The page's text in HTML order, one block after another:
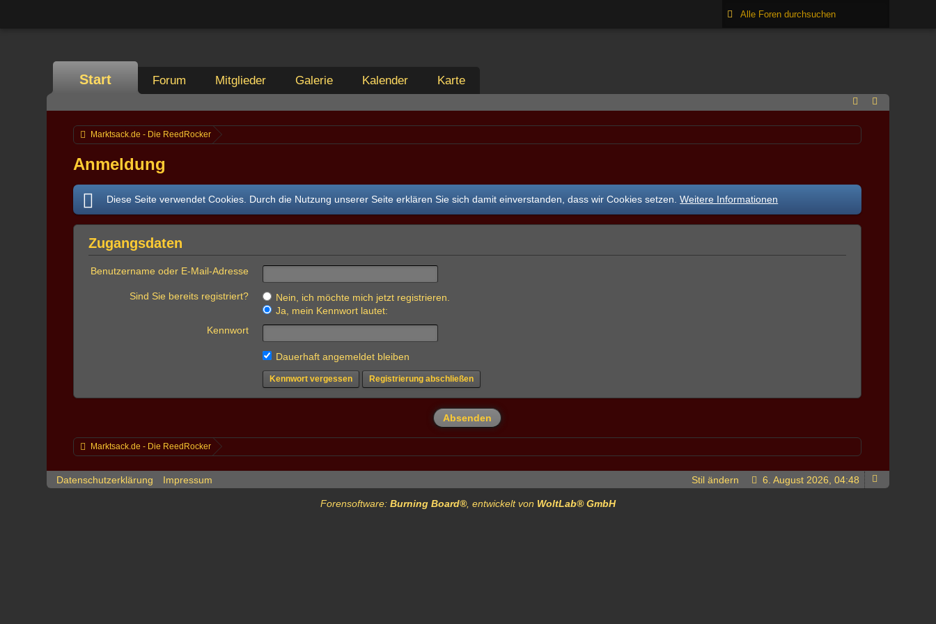
Start Forum Mitglieder Galerie Kalender Karte
Marktsack.de - Die ReedRocker
Anmeldung
Diese Seite verwendet Cookies. Durch die Nutzung unserer Seite erklären Sie sich damit einverstanden, dass wir Cookies setzen.Weitere Informationen
Zugangsdaten
Benutzername oder E-Mail-Adresse
Sind Sie bereits registriert?
Nein, ich möchte mich jetzt registrieren.
Ja, mein Kennwort lautet:
Kennwort
Dauerhaft angemeldet bleiben
Kennwort vergessen Registrierung abschließen
Marktsack.de - Die ReedRocker
Datenschutzerklärung Impressum 6. August 2026, 04:48
Stil ändern
Forensoftware: Burning Board®, entwickelt von WoltLab® GmbH